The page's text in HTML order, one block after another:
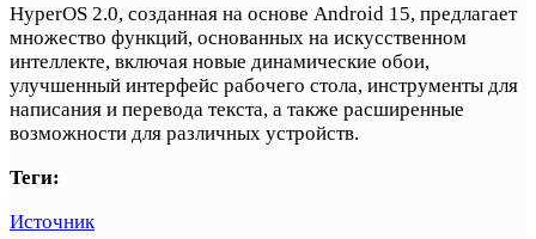
HyperOS 2.0, созданная на основе Android 15, предлагает
множество функций, основанных на искусственном
интеллекте, включая новые динамические обои,
улучшенный интерфейс рабочего стола, инструменты для
написания и перевода текста, а также расширенные
возможности для различных устройств.
Теги:
Источник